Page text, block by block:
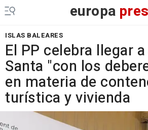
europa
ISLAS BALEARES
El PP celebra llegar
Santa "con los
en materia de
turística y vivienda